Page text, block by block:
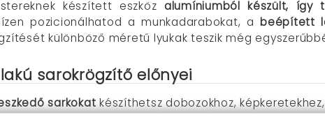
készített eszköz alumíniumból készült, így
pozicionálhatod a munkadarabokat, a beépített
különböző méretű lyukak teszik még
sarokrögzítő előnyei
sarkokat készíthetsz dobozokhoz,